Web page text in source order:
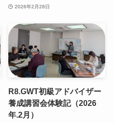
2026年2月28日
R8.GWT初級アドバイザー
養成講習会体験記（2026
年.2月）